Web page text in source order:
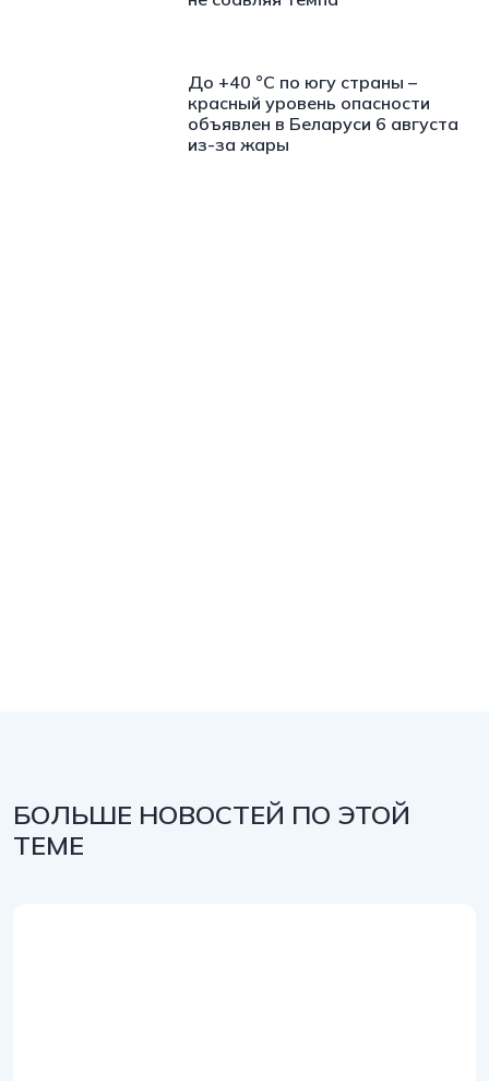
До +40 °С по югу страны –
красный уровень опасности
объявлен в Беларуси 6 августа
из-за жары
БОЛЬШЕ НОВОСТЕЙ ПО ЭТОЙ
ТЕМЕ